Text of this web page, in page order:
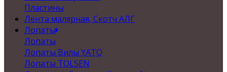
Пластины
Лента малярная, Скотч АЛГ
Лопаты
Лопаты
Лопаты Вилы YATO
Лопаты TOLSEN